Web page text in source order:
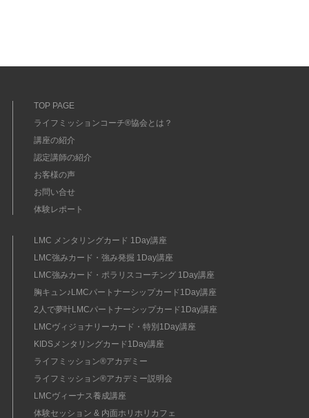
TOP PAGE
ライフミッションコーチ®協会とは？
講座の紹介
認定講師の紹介
お客様の声
お問い合せ
体験レポート
LMC メンタリングカード 1Day講座
LMC強みカード・強み発掘 1Day講座
LMC強みカード・ポラリスコーチング 1Day講座
胸キュン♪LMCパートナーシップカード1Day講座
2人で夢叶LMCパートナーシップカード1Day講座
LMCヴィジョナリーカード・特別1Day講座
KIDSメンタリングカード1Day講座
ライフミッション®︎アカデミー
ライフミッション®︎アカデミー説明会
LMCヴィーナス養成講座
体験セッション & 内面ホリホリカフェ